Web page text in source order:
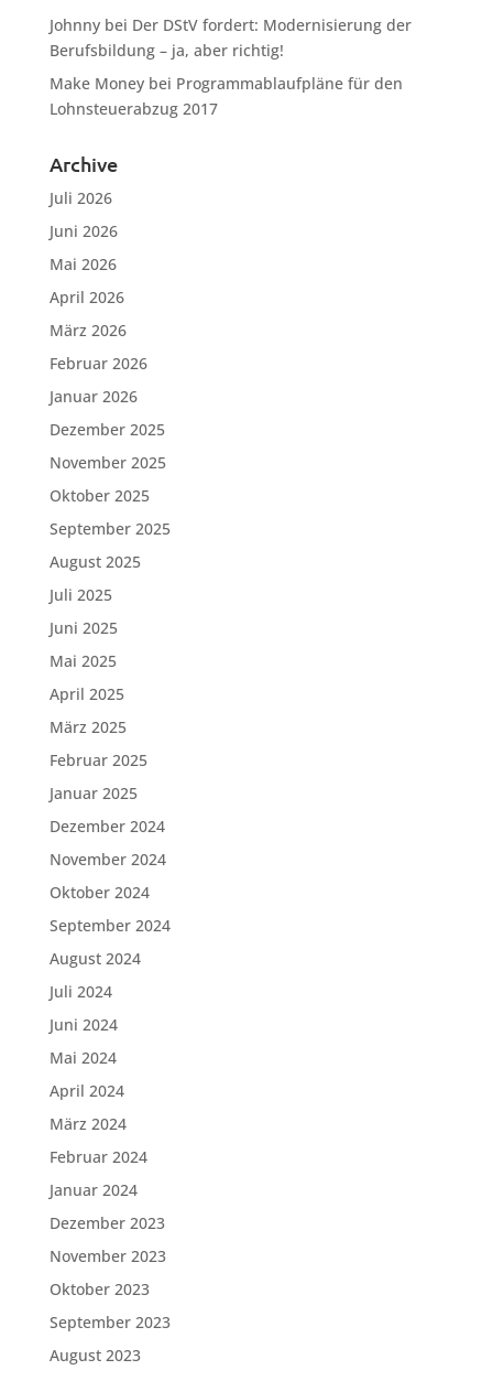
Johnnybei Der DStV fordert: Modernisierung der
Berufsbildung – ja, aber richtig!
Make Moneybei Programmablaufpläne für den
Lohnsteuerabzug 2017
Archive
Juli 2026
Juni 2026
Mai 2026
April 2026
März 2026
Februar 2026
Januar 2026
Dezember 2025
November 2025
Oktober 2025
September 2025
August 2025
Juli 2025
Juni 2025
Mai 2025
April 2025
März 2025
Februar 2025
Januar 2025
Dezember 2024
November 2024
Oktober 2024
September 2024
August 2024
Juli 2024
Juni 2024
Mai 2024
April 2024
März 2024
Februar 2024
Januar 2024
Dezember 2023
November 2023
Oktober 2023
September 2023
August 2023